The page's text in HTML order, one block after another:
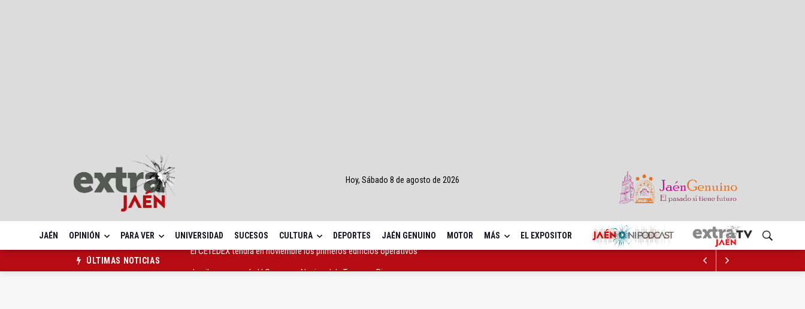
Hoy, Sábado 8 de agosto de 2026
JAÉN OPINIÓN PARA VER UNIVERSIDAD SUCESOS CULTURA DEPORTES JAÉN GENUINO MOTOR MÁS EL EXPOSITOR
ÚLTIMAS NOTICIAS